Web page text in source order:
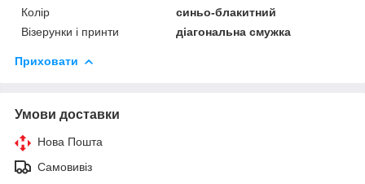
Колір
синьо-блакитний
Візерунки і принти
діагональна смужка
Приховати
Умови доставки
Нова Пошта
Самовивіз